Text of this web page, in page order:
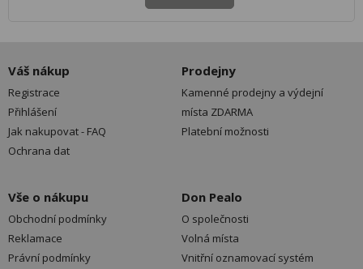
Váš nákup
Registrace
Přihlášení
Jak nakupovat - FAQ
Ochrana dat
Prodejny
Kamenné prodejny a výdejní
místa ZDARMA
Platební možnosti
Vše o nákupu
Obchodní podmínky
Reklamace
Právní podmínky
Don Pealo
O společnosti
Volná místa
Vnitřní oznamovací systém